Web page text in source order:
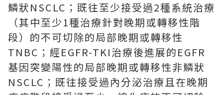
鱗狀NSCLC；既往至少接受過2種系統治療
（其中至少1種治療針對晚期或轉移性階
段）的不可切除的局部晚期或轉移性
TNBC；經EGFR-TKI治療後進展的EGFR
基因突變陽性的局部晚期或轉移性非鱗狀
NSCLC；既往接受過內分泌治療且在晚期